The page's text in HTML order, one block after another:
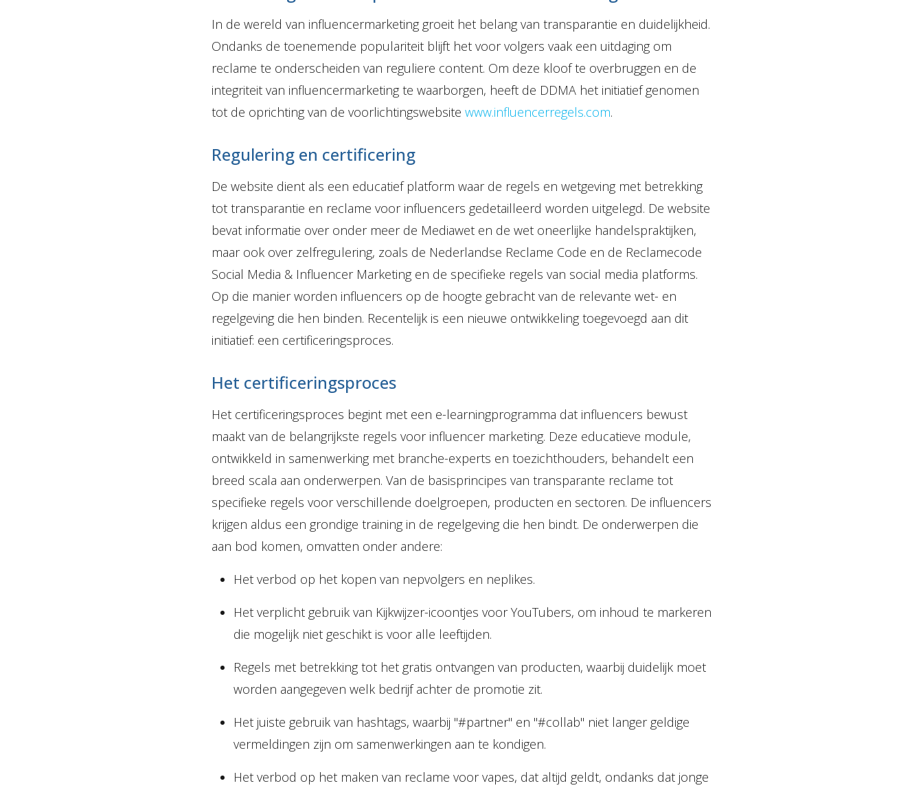
In de wereld van influencermarketing groeit het belang van transparantie en duidelijkheid.
Ondanks de toenemende populariteit blijft het voor volgers vaak een uitdaging om
reclame te onderscheiden van reguliere content. Om deze kloof te overbruggen en de
integriteit van influencermarketing te waarborgen, heeft de DDMA het initiatief genomen
tot de oprichting van de voorlichtingswebsite www.influencerregels.com.
Regulering en certificering
De website dient als een educatief platform waar de regels en wetgeving met betrekking
tot transparantie en reclame voor influencers gedetailleerd worden uitgelegd. De website
bevat informatie over onder meer de Mediawet en de wet oneerlijke handelspraktijken,
maar ook over zelfregulering, zoals de Nederlandse Reclame Code en de Reclamecode
Social Media & Influencer Marketing en de specifieke regels van social media platforms.
Op die manier worden influencers op de hoogte gebracht van de relevante wet- en
regelgeving die hen binden. Recentelijk is een nieuwe ontwikkeling toegevoegd aan dit
initiatief: een certificeringsproces.
Het certificeringsproces
Het certificeringsproces begint met een e-learningprogramma dat influencers bewust
maakt van de belangrijkste regels voor influencer marketing. Deze educatieve module,
ontwikkeld in samenwerking met branche-experts en toezichthouders, behandelt een
breed scala aan onderwerpen. Van de basisprincipes van transparante reclame tot
specifieke regels voor verschillende doelgroepen, producten en sectoren. De influencers
krijgen aldus een grondige training in de regelgeving die hen bindt. De onderwerpen die
aan bod komen, omvatten onder andere:
Het verbod op het kopen van nepvolgers en neplikes.
Het verplicht gebruik van Kijkwijzer-icoontjes voor YouTubers, om inhoud te markeren
die mogelijk niet geschikt is voor alle leeftijden.
Regels met betrekking tot het gratis ontvangen van producten, waarbij duidelijk moet
worden aangegeven welk bedrijf achter de promotie zit.
Het juiste gebruik van hashtags, waarbij "#partner" en "#collab" niet langer geldige
vermeldingen zijn om samenwerkingen aan te kondigen.
Het verbod op het maken van reclame voor vapes, dat altijd geldt, ondanks dat jonge